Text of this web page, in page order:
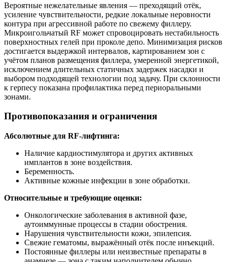
Вероятные нежелательные явления — преходящий отёк,
усиление чувствительности, редкие локальные неровности
контура при агрессивной работе по свежему филлеру.
Микроигольчатый RF может спровоцировать нестабильность
поверхностных гелей при проколе депо. Минимизация рисков
достигается выдержкой интервалов, картированием зон с
учётом планов размещения филлера, умеренной энергетикой,
исключением длительных статичных задержек насадки и
выбором подходящей технологии под задачу. При склонности
к герпесу показана профилактика перед периоральными
зонами.
Противопоказания и ограничения
Абсолютные для RF‑лифтинга:
Наличие кардиостимулятора и других активных
имплантов в зоне воздействия.
Беременность.
Активные кожные инфекции в зоне обработки.
Относительные и требующие оценки:
Онкологические заболевания в активной фазе,
аутоиммунные процессы в стадии обострения.
Нарушения чувствительности кожи, эпилепсия.
Свежие гематомы, выражённый отёк после инъекций.
Постоянные филлеры или неизвестные препараты в